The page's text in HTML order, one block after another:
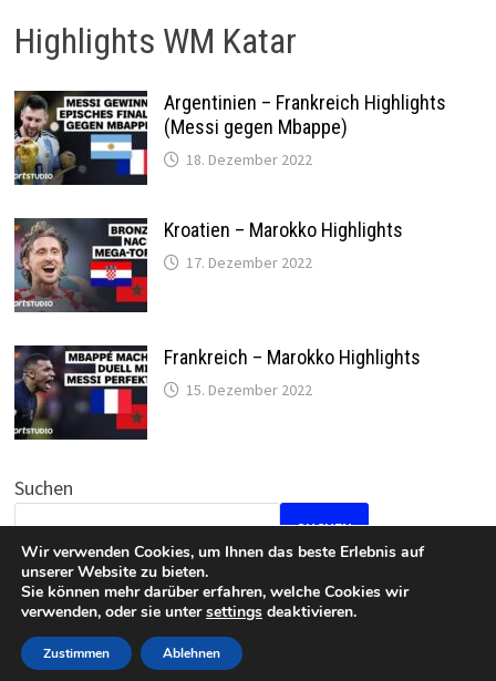
Highlights WM Katar
Argentinien – Frankreich Highlights
(Messi gegen Mbappe)
18. Dezember 2022
Kroatien – Marokko Highlights
17. Dezember 2022
Frankreich – Marokko Highlights
15. Dezember 2022
Suchen
SUCHEN
Datenschutz Impressum
Wir verwenden Cookies, um Ihnen das beste Erlebnis auf
unserer Website zu bieten.
Sie können mehr darüber erfahren, welche Cookies wir
verwenden, oder sie untersettings deaktivieren.
Zustimmen Ablehnen